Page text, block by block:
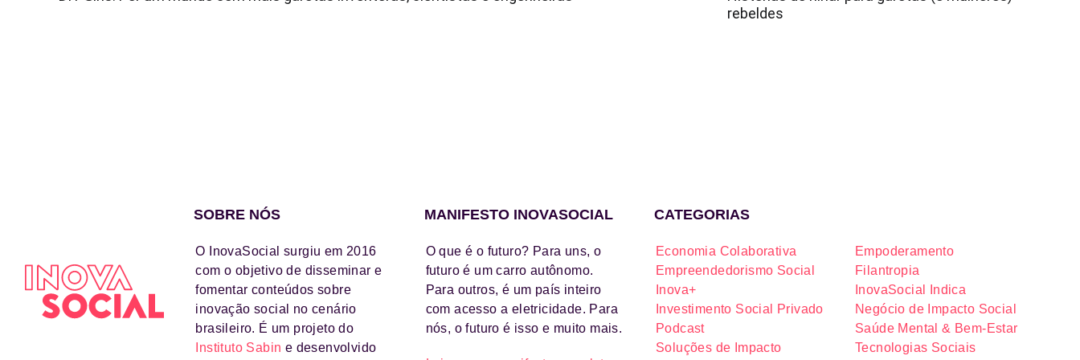
rebeldes
SOBRE NÓS
O InovaSocial surgiu em 2016
com o objetivo de disseminar e
fomentar conteúdos sobre
inovação social no cenário
brasileiro. É um projeto do
Instituto Sabin e desenvolvido
MANIFESTO INOVASOCIAL
O que é o futuro? Para uns, o
futuro é um carro autônomo.
Para outros, é um país inteiro
com acesso a eletricidade. Para
nós, o futuro é isso e muito mais.
CATEGORIAS
Economia Colaborativa
Empoderamento
Empreendedorismo Social
Filantropia
Inova+
InovaSocial Indica
Investimento Social Privado
Negócio de Impacto Social
Podcast
Saúde Mental & Bem-Estar
Soluções de Impacto
Tecnologias Sociais